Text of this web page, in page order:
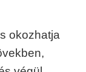
okozhatja